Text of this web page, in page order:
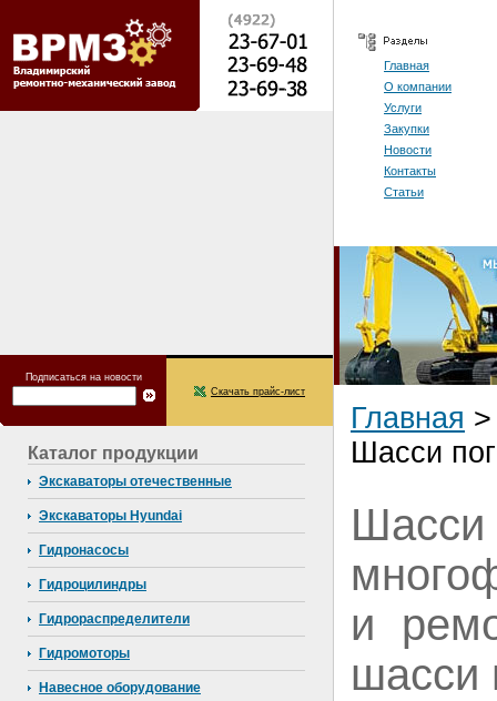
Подписаться на новости
Скачать прайс-лист
Каталог продукции
Экскаваторы отечественные
Экскаваторы Hyundai
Гидронасосы
Гидроцилиндры
Гидрораспределители
Гидромоторы
Навесное оборудование
Главная
О компании
Услуги
Закупки
Новости
Контакты
Статьи
Главная
Шасси
и
шасси